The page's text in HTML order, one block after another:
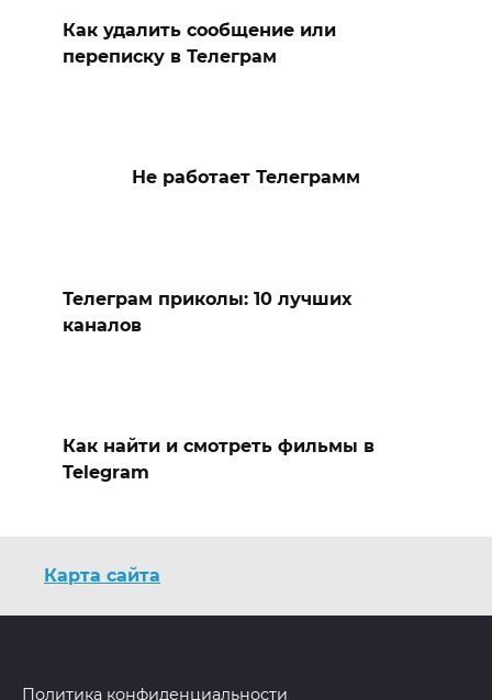
Как удалить сообщение или
переписку в Телеграм
Не работает Телеграмм
Телеграм приколы: 10 лучших
каналов
Как найти и смотреть фильмы в
Telegram
Карта сайта
Политика конфиденциальности